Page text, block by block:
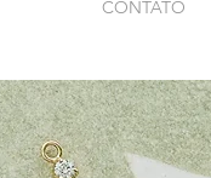
CONTATO